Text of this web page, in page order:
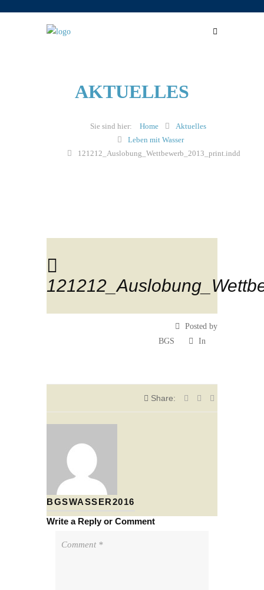
AKTUELLES
Home
Aktuelles
Leben mit Wasser
121212_Auslobung_Wettbewerb_2013_print.indd
Posted by
BGS
In
Share:
BGSWASSER2016
Write a Reply or Comment